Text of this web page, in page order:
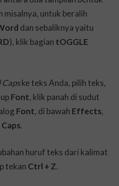
misalnya, untuk beralih
dan sebaliknya yaitu
), klik bagian tOGGLE
Capske teks Anda, pilih teks,
Font, klik panah di sudut
Font, di bawah Effects,
Caps.
huruf teks dari kalimat
tekan Ctrl + Z.